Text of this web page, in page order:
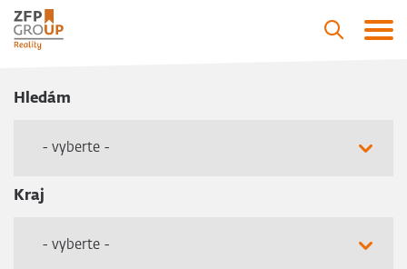
Hledám
- vyberte -
Kraj
- vyberte -